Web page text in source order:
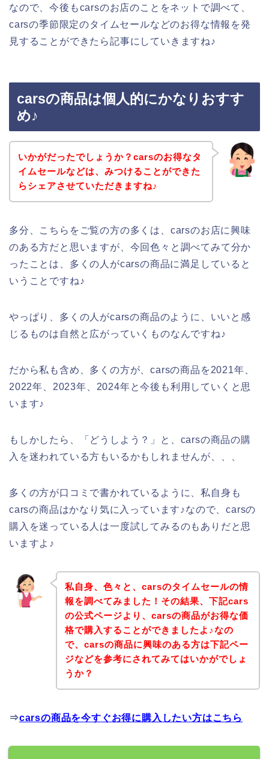
なので、今後もcarsのお店のことをネットで調べて、
carsの季節限定のタイムセールなどのお得な情報を発
見することができたら記事にしていきますね♪
carsの商品は個人的にかなりおすす
め♪
いかがだったでしょうか？carsのお得なタ
イムセールなどは、みつけることができた
らシェアさせていただきますね♪
多分、こちらをご覧の方の多くは、carsのお店に興味
のある方だと思いますが、今回色々と調べてみて分か
ったことは、多くの人がcarsの商品に満足していると
いうことですね♪
やっぱり、多くの人がcarsの商品のように、いいと感
じるものは自然と広がっていくものなんですね♪
だから私も含め、多くの方が、carsの商品を2021年、
2022年、2023年、2024年と今後も利用していくと思
います♪
もしかしたら、「どうしよう？」と、carsの商品の購
入を迷われている方もいるかもしれませんが、、、
多くの方が口コミで書かれているように、私自身も
carsの商品はかなり気に入っています♪なので、carsの
購入を迷っている人は一度試してみるのもありだと思
いますよ♪
私自身、色々と、carsのタイムセールの情
報を調べてみました！その結果、下記cars
の公式ページより、carsの商品がお得な価
格で購入することができましたよ♪なの
で、carsの商品に興味のある方は下記ペー
ジなどを参考にされてみてはいかがでしょ
うか？
⇒carsの商品を今すぐお得に購入したい方はこちら